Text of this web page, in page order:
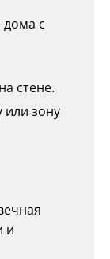
дома с
стене.
или зону
и